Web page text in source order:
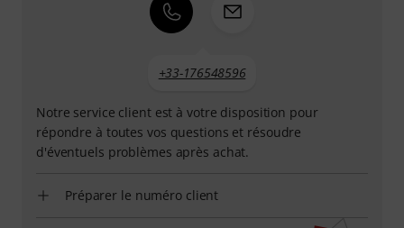
+33-176548596
Notre service client est à votre disposition pour
répondre à toutes vos questions et résoudre
d'éventuels problèmes après achat.
Préparer le numéro client